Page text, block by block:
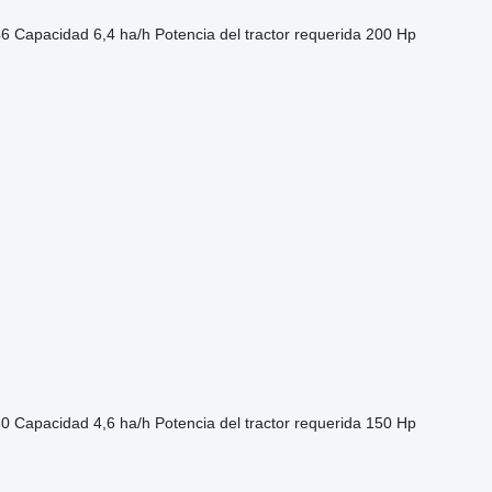
Capacidad 6,4 ha/h Potencia del tractor requerida 200 Hp
Capacidad 4,6 ha/h Potencia del tractor requerida 150 Hp